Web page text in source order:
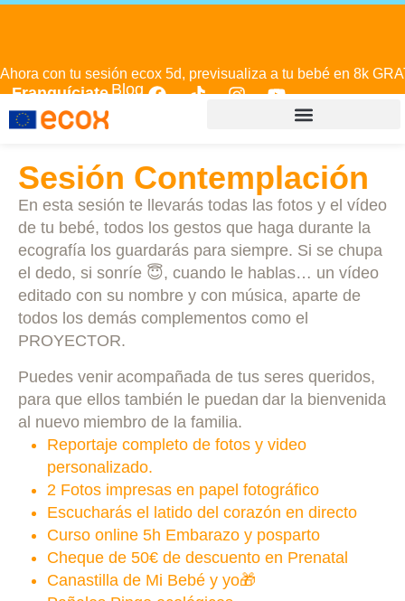
Ahora con tu sesión ecox 5d, previsualiza a tu bebé en 8k
FranquíciateBlog
Sesión Contemplación
En esta sesión te llevarás todas las fotos y el vídeo
de tu bebé, todos los gestos que haga durante la
ecografía los guardarás para siempre. Si se chupa
el dedo, si sonríe 😇, cuando le hablas… un vídeo
editado con su nombre y con música, aparte de
todos los demás complementos como el
PROYECTOR.
Puedes venir acompañada de tus seres queridos,
para que ellos también le puedan dar la bienvenida
al nuevo miembro de la familia.
Reportaje completo de fotos y video
personalizado.
2 Fotos impresas en papel fotográfico
Escucharás el latido del corazón en directo
Curso online 5h Embarazo y posparto
Cheque de 50€ de descuento en Prenatal
Canastilla de Mi Bebé y yo🎁